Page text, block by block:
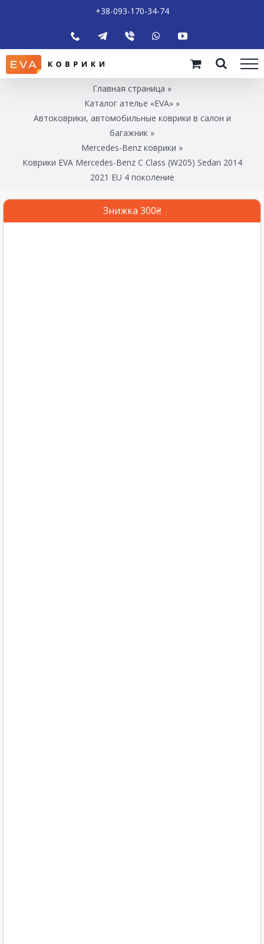
+38-093-170-34-74
Главная страница »
Каталог ателье «EVA» »
Автоковрики, автомобильные коврики в салон и
багажник »
Mercedes-Benz коврики »
Коврики EVA Mercedes-Benz C Class (W205) Sedan 2014
2021 EU 4 поколение
Знижка 300₴